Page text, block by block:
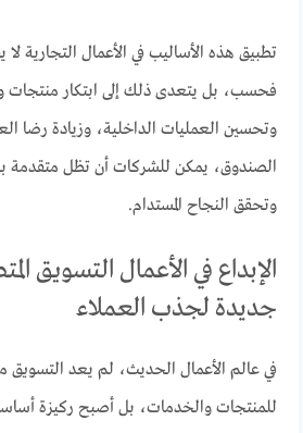
تطبيق هذه الأساليب في الأعمال التجارية
فحسب، بل يتعدى ذلك إلى ابتكار
وتحسين العمليات الداخلية، وزيادة رضا
الصندوق، يمكن للشركات أن تظل متقدمة
وتحقق النجاح المستدام.
الإبداع في الأعمال التسويق
جديدة لجذب العملاء
في عالم الأعمال الحديث، لم يعد التسويق
للمنتجات والخدمات، بل أصبح ركيزة